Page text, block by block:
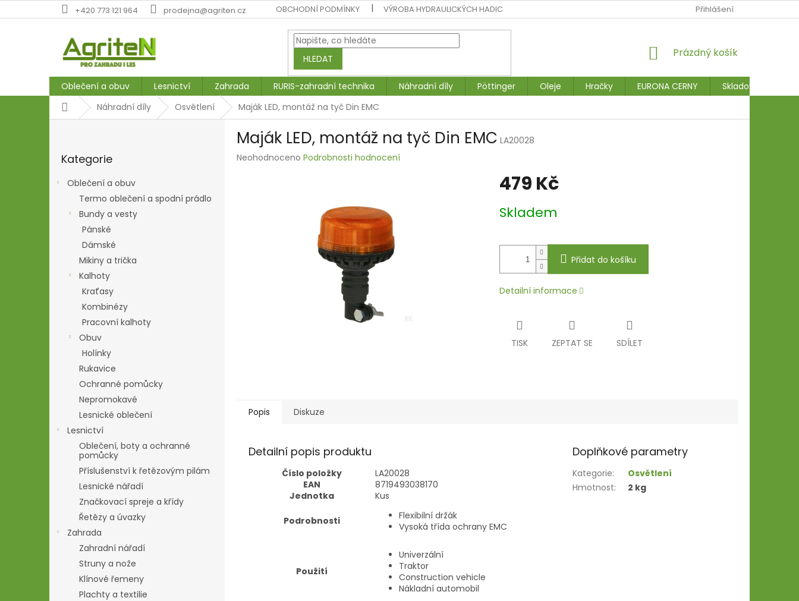
na
+420 773 121 964 prodejna@agriten.cz OBCHODNÍ PODMÍNKY VÝROBA HYDRAULICKÝCH HADIC Přihlášení
HLEDAT
NÁKUPNÍ
Prázdný košík
Oblečení a obuv Lesnictví Zahrada RURIS-zahradní technika Náhradní díly Pöttinger Oleje Hračky EURONA CERNY
Skladové stroje
DomůNáhradní díly Osvětlení Maják LED, montáž na tyč Din EMC
kategorie
Kategorie
Oblečení a obuv
Termo oblečení a spodní prádlo
Bundy a vesty
Pánské
Dámské
Mikiny a trička
Kalhoty
Kraťasy
Kombinézy
Pracovní kalhoty
Obuv
Holínky
Rukavice
Ochranné pomůcky
Nepromokavé
Lesnické oblečení
Lesnictví
Oblečení, boty a ochranné
pomůcky
Příslušenství k řetězovým pilám
Lesnické nářadí
Značkovací spreje a křídy
Řetězy a úvazky
Zahrada
Zahradní nářadí
Struny a nože
Klínové řemeny
Plachty a textilie
Maják LED, montáž na tyč Din EMC LA20028
Průměrné
Neohodnoceno Podrobnosti hodnocení
479 Kč
cena:
Skladem
Přidat do košíku
Detailní informace
TISK ZEPTAT SE SDÍLET
Popis Diskuze
Detailní popis produktu
Číslo položky
LA20028
EAN
8719493038170
Jednotka
Kus
Podrobnosti
Flexibilní držák
Vysoká třída ochrany EMC
Použití
Univerzální
Traktor
Construction vehicle
Nákladní automobil
Doplňkové parametry
Kategorie:
Osvětlení
Hmotnost: 2 kg